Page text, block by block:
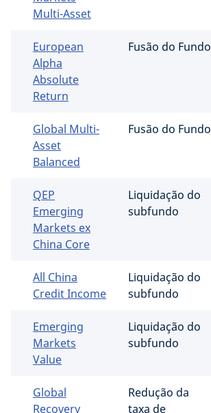
Multi-Asset
European
Alpha
Absolute
Return
Fusão do Fundo
Global Multi-
Asset
Balanced
Fusão do Fundo
QEP
Emerging
Markets ex
China Core
Liquidação do
subfundo
All China
Credit Income
Liquidação do
subfundo
Emerging
Markets
Value
Liquidação do
subfundo
Global
Recovery
Redução da
taxa de